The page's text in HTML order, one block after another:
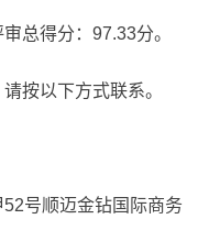
总得分：97.33分。
按以下方式联系。
号顺迈金钻国际商务